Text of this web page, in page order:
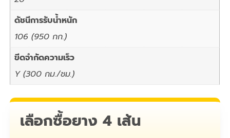
ดัชนีการรับน้ำหนัก
106 (950 กก.)
ขีดจำกัดความเร็ว
Y (300 กม./ชม.)
เลือกซื้อยาง 4 เส้น